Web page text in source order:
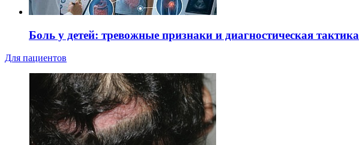
Боль у детей: тревожные признаки и диагностическая тактика
Для пациентов